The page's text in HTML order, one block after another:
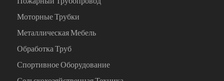
Моторные Трубки
Металлическая Мебель
Обработка Труб
Спортивное Оборудование